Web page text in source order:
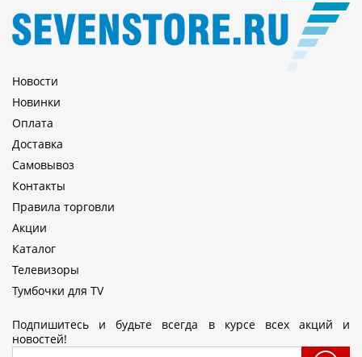
Новости
Новинки
Оплата
Доставка
Самовывоз
Контакты
Правила торговли
Акции
Каталог
Телевизоры
Тумбочки для TV
Подпишитесь и будьте всегда в курсе всех акций и
новостей!